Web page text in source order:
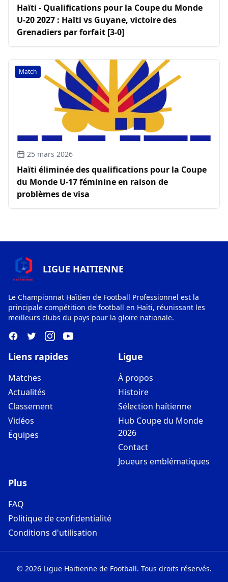
Haïti - Qualifications pour la Coupe du Monde
U-20 2027 : Haïti vs Guyane, victoire des
Grenadiers par forfait [3-0]
Match
25 mars 2026
Haïti éliminée des qualifications pour la Coupe
du Monde U-17 féminine en raison de
problèmes de visa
LIGUE HAITIENNE
Le Championnat Haïtien de Football Professionnel est la
principale compétition de football en Haïti, réunissant les
meilleurs clubs du pays pour la gloire nationale.
Liens rapides
Matches
Actualités
Classement
Vidéos
Équipes
Ligue
À propos
Histoire
Sélection haïtienne
Hub Coupe du Monde
2026
Contact
Joueurs emblématiques
Plus
FAQ
Politique de confidentialité
Conditions d'utilisation
© 2026 Ligue Haïtienne de Football. Tous droits réservés.